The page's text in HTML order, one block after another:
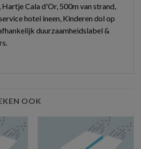
Cala d'Or, 500m van strand,
hotel ineen, Kinderen dol op
duurzaamheidslabel &
OOK